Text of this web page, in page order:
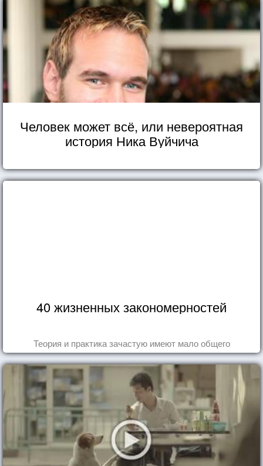
Человек может всё, или невероятная
история Ника Вуйчича
40 жизненных закономерностей
Теория и практика зачастую имеют мало общего